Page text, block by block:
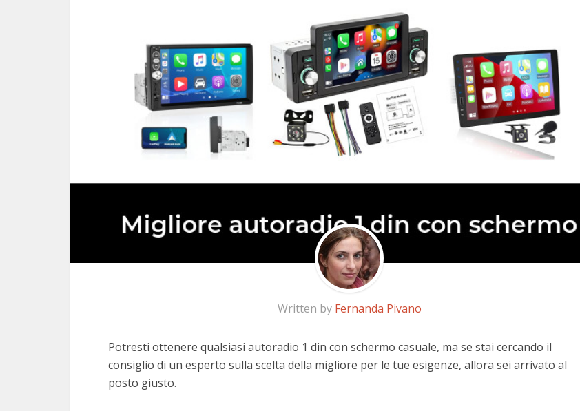
Written by Fernanda Pivano
Potresti ottenere qualsiasi autoradio 1 din con schermo casuale, ma se stai cercando il
consiglio di un esperto sulla scelta della migliore per le tue esigenze, allora sei arrivato al
posto giusto.